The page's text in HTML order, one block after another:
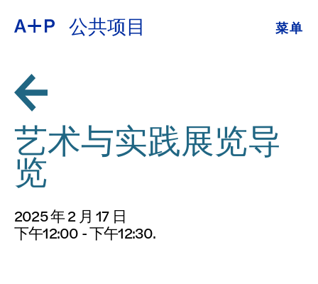
公共项目 菜单
教育
培养青年
展览
公共项目
档案
ESPAÑOL
普通话
日本語
艺术与实践展览导
览
2025 年 2 月 17 日
下午12:00 - 下午12:30.